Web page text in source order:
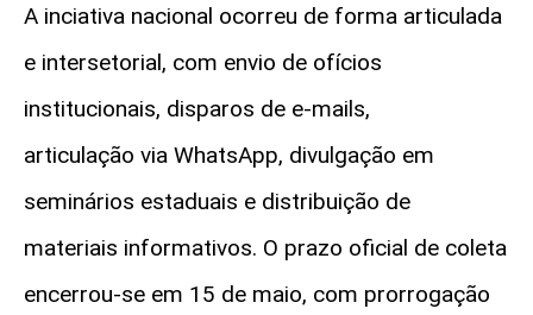
A inciativa nacional ocorreu de forma articulada
e intersetorial, com envio de ofícios
institucionais, disparos de e-mails,
articulação via WhatsApp, divulgação em
seminários estaduais e distribuição de
materiais informativos. O prazo oficial de coleta
encerrou-se em 15 de maio, com prorrogação